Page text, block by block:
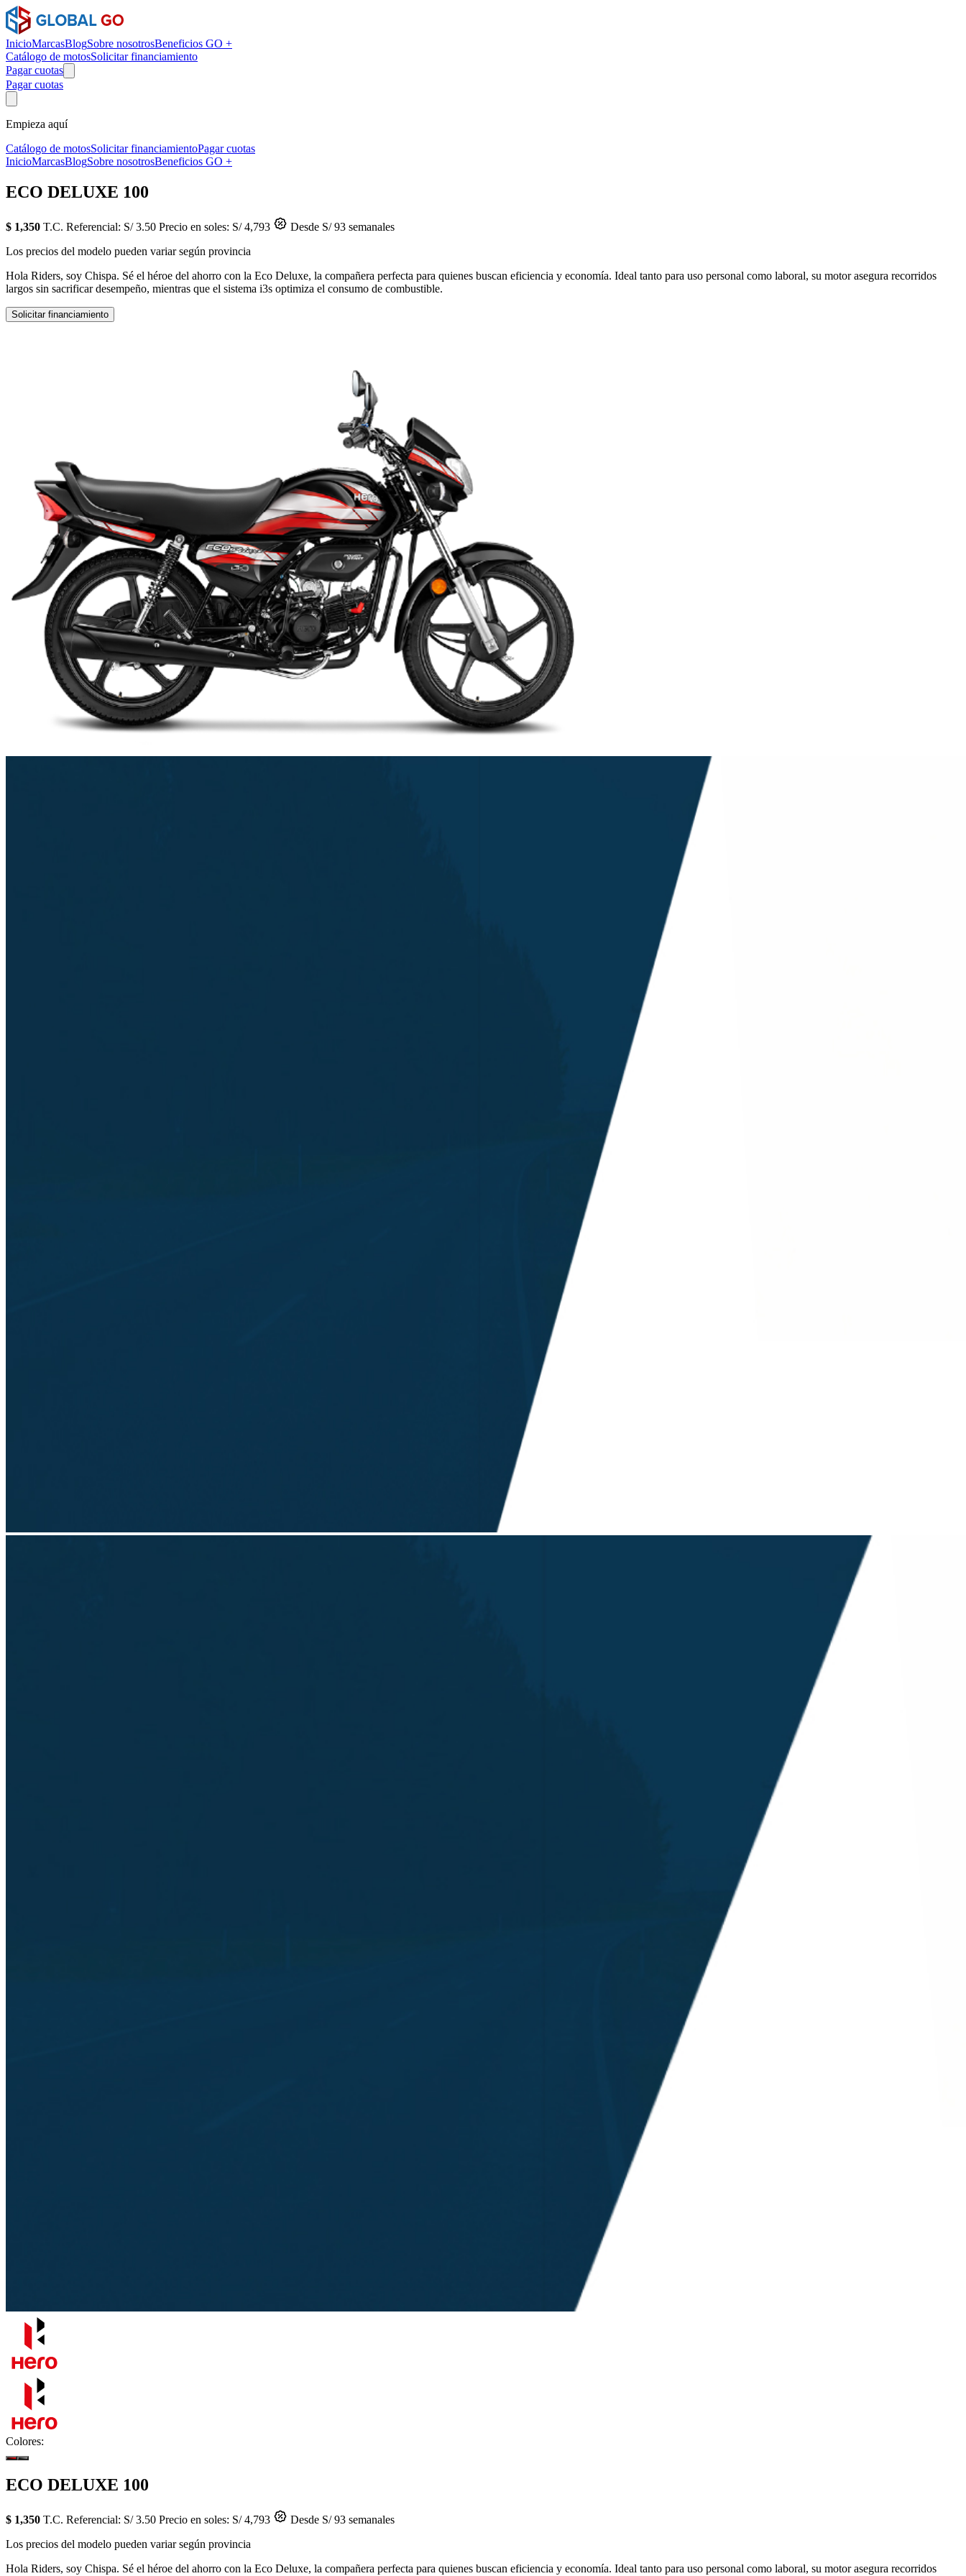
InicioMarcasBlogSobre nosotrosBeneficios GO +
Catálogo de motosSolicitar financiamiento
Pagar cuotas
Pagar cuotas
Empieza aquí
Catálogo de motosSolicitar financiamientoPagar cuotas
InicioMarcasBlogSobre nosotrosBeneficios GO +
ECO DELUXE 100
$ 1,350 T.C. Referencial: S/ 3.50 Precio en soles: S/ 4,793
Desde S/ 93 semanales
Los precios del modelo pueden variar según provincia
Hola Riders, soy Chispa. Sé el héroe del ahorro con la Eco Deluxe, la compañera perfecta para quienes buscan eficiencia y economía. Ideal tanto para uso personal como laboral, su motor asegura recorridos
largos sin sacrificar desempeño, mientras que el sistema i3s optimiza el consumo de combustible.
Solicitar financiamiento
Colores:
ECO DELUXE 100
$ 1,350 T.C. Referencial: S/ 3.50 Precio en soles: S/ 4,793
Desde S/ 93 semanales
Los precios del modelo pueden variar según provincia
Hola Riders, soy Chispa. Sé el héroe del ahorro con la Eco Deluxe, la compañera perfecta para quienes buscan eficiencia y economía. Ideal tanto para uso personal como laboral, su motor asegura recorridos